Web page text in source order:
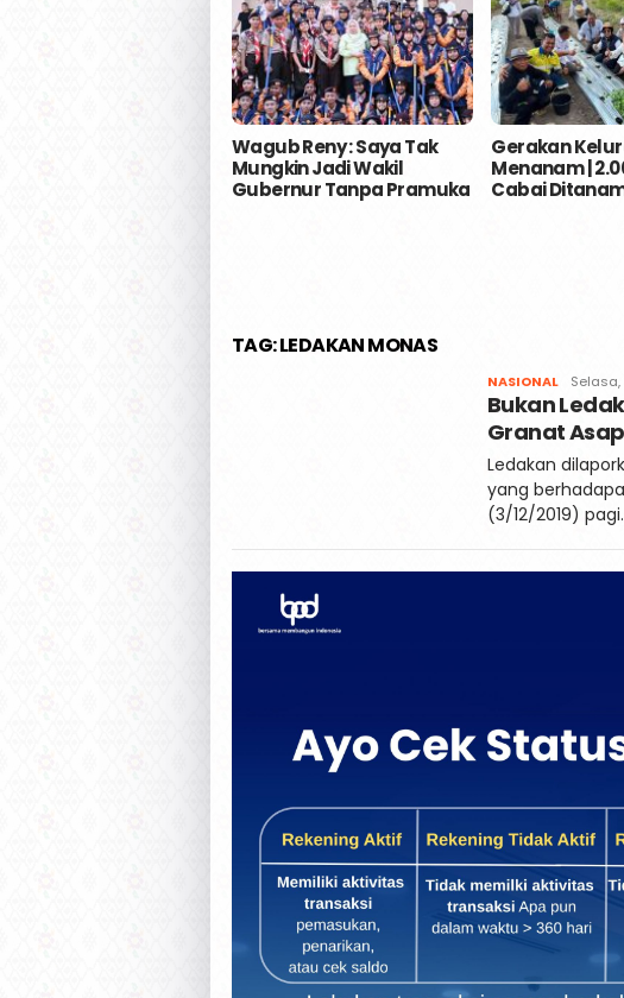
Wagub Reny : Saya Tak
Mungkin Jadi Wakil
Gubernur Tanpa Pramuka
Gerakan
Menanam |
Cabai
TAG:LEDAKAN MONAS
NASIONALFaqih
Selasa,
Bukan
Granat Asap
Ledakan
yang
(3/12/2019)